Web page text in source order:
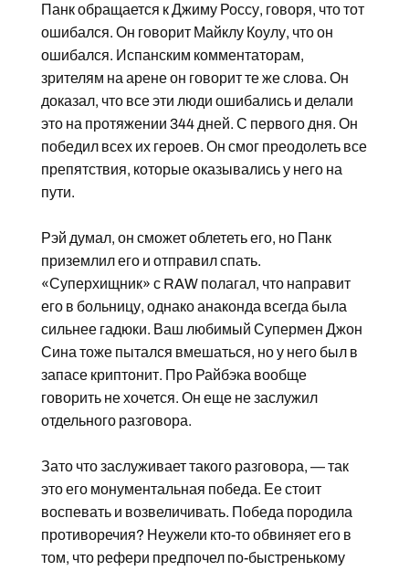
Панк обращается к Джиму Россу, говоря, что тот
ошибался. Он говорит Майклу Коулу, что он
ошибался. Испанским комментаторам,
зрителям на арене он говорит те же слова. Он
доказал, что все эти люди ошибались и делали
это на протяжении 344 дней. С первого дня. Он
победил всех их героев. Он смог преодолеть все
препятствия, которые оказывались у него на
пути.
Рэй думал, он сможет облететь его, но Панк
приземлил его и отправил спать.
«Суперхищник» с RAW полагал, что направит
его в больницу, однако анаконда всегда была
сильнее гадюки. Ваш любимый Супермен Джон
Сина тоже пытался вмешаться, но у него был в
запасе криптонит. Про Райбэка вообще
говорить не хочется. Он еще не заслужил
отдельного разговора.
Зато что заслуживает такого разговора, — так
это его монументальная победа. Ее стоит
воспевать и возвеличивать. Победа породила
противоречия? Неужели кто-то обвиняет его в
том, что рефери предпочел по-быстренькому